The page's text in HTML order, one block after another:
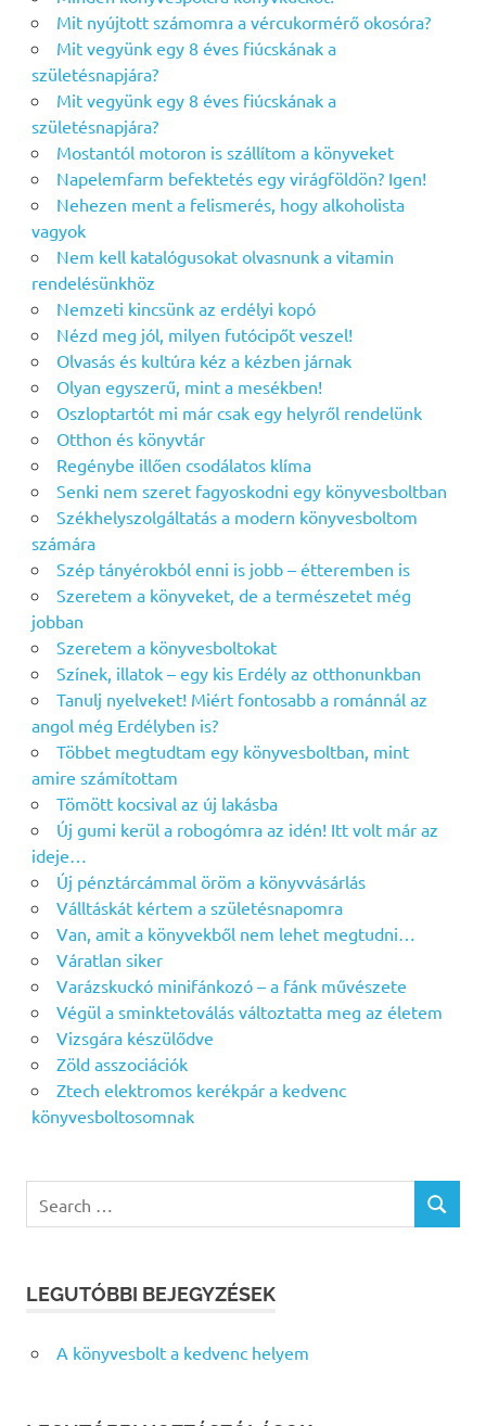
Mit nyújtott számomra a vércukormérő okosóra?
Mit vegyünk egy 8 éves fiúcskának a
születésnapjára?
Mit vegyünk egy 8 éves fiúcskának a
születésnapjára?
Mostantól motoron is szállítom a könyveket
Napelemfarm befektetés egy virágföldön? Igen!
Nehezen ment a felismerés, hogy alkoholista
vagyok
Nem kell katalógusokat olvasnunk a vitamin
rendelésünkhöz
Nemzeti kincsünk az erdélyi kopó
Nézd meg jól, milyen futócipőt veszel!
Olvasás és kultúra kéz a kézben járnak
Olyan egyszerű, mint a mesékben!
Oszloptartót mi már csak egy helyről rendelünk
Otthon és könyvtár
Regénybe illően csodálatos klíma
Senki nem szeret fagyoskodni egy könyvesboltban
Székhelyszolgáltatás a modern könyvesboltom
számára
Szép tányérokból enni is jobb – étteremben is
Szeretem a könyveket, de a természetet még
jobban
Szeretem a könyvesboltokat
Színek, illatok – egy kis Erdély az otthonunkban
Tanulj nyelveket! Miért fontosabb a románnál az
angol még Erdélyben is?
Többet megtudtam egy könyvesboltban, mint
amire számítottam
Tömött kocsival az új lakásba
Új gumi kerül a robogómra az idén! Itt volt már az
ideje…
Új pénztárcámmal öröm a könyvvásárlás
Válltáskát kértem a születésnapomra
Van, amit a könyvekből nem lehet megtudni…
Váratlan siker
Varázskuckó minifánkozó – a fánk művészete
Végül a sminktetoválás változtatta meg az életem
Vizsgára készülődve
Zöld asszociációk
Ztech elektromos kerékpár a kedvenc
könyvesboltosomnak
for:
SEARCH
LEGUTÓBBI BEJEGYZÉSEK
A könyvesbolt a kedvenc helyem